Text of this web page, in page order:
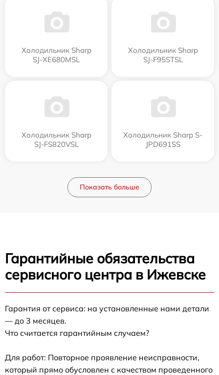
Холодильник Sharp
SJ-XE680MSL
Холодильник Sharp
SJ-F95STSL
Холодильник Sharp
SJ-FS820VSL
Холодильник Sharp S-
JPD691SS
Показать больше
Гарантийные обязательства
сервисного центра в Ижевске
Гарантия от сервиса: на установленные нами детали
— до 3 месяцев.
Что считается гарантийным случаем?
Для работ: Повторное проявление неисправности,
который прямо обусловлен с качеством проведенного